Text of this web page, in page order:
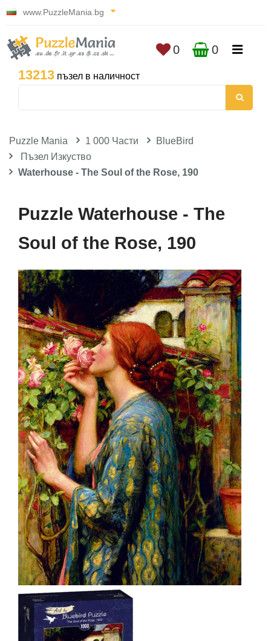
www.PuzzleMania.bg
13213 пъзел в наличност
0 0
Puzzle Mania 1 000 Части
BlueBird
Пъзел Изкуство
Waterhouse - The Soul of the Rose, 190
Puzzle Waterhouse - The
Soul of the Rose, 190